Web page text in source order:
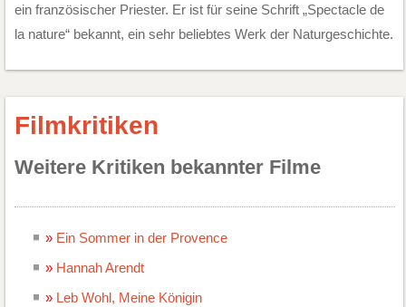
ein französischer Priester. Er ist für seine Schrift „Spectacle de
la nature“ bekannt, ein sehr beliebtes Werk der Naturgeschichte.
Filmkritiken
Weitere Kritiken bekannter Filme
Ein Sommer in der Provence
Hannah Arendt
Leb Wohl, Meine Königin